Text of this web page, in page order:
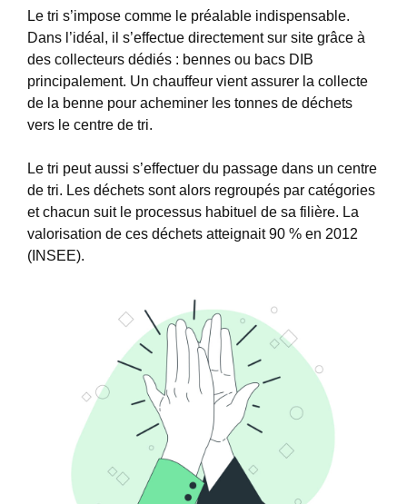
Le tri s’impose comme le préalable indispensable.
Dans l’idéal, il s’effectue directement sur site grâce à
des collecteurs dédiés : bennes ou bacs DIB
principalement. Un chauffeur vient assurer la collecte
de la benne pour acheminer les tonnes de déchets
vers le centre de tri.
Le tri peut aussi s’effectuer du passage dans un centre
de tri. Les déchets sont alors regroupés par catégories
et chacun suit le processus habituel de sa filière. La
valorisation de ces déchets atteignait 90 % en 2012
(INSEE).